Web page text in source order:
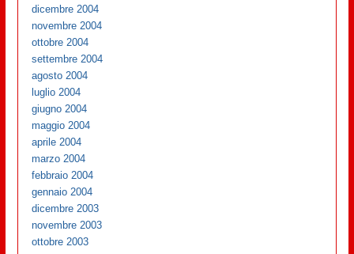
dicembre 2004
novembre 2004
ottobre 2004
settembre 2004
agosto 2004
luglio 2004
giugno 2004
maggio 2004
aprile 2004
marzo 2004
febbraio 2004
gennaio 2004
dicembre 2003
novembre 2003
ottobre 2003